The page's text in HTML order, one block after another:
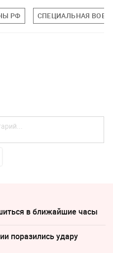
РФ СПЕЦИАЛЬНАЯ
в ближайшие часы
поразились удару